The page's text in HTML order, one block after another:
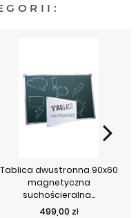
Tablica dwustronna 90x60
magnetyczna
suchościeralna...
Cena
499,00 zł